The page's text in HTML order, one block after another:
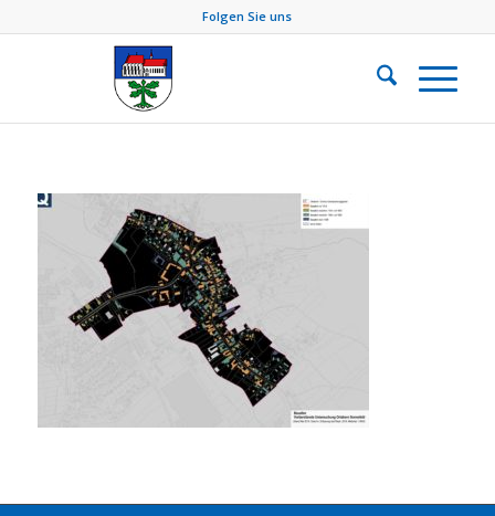
Folgen Sie uns